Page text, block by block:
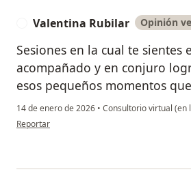
Valentina Rubilar Opinión
Sesiones en la cual te sientes
acompañado y en conjuro
esos pequeños momentos
14 de enero de 2026 • Consultorio virtual (en
en opinión del usuario Valentina Rubilar
Reportar